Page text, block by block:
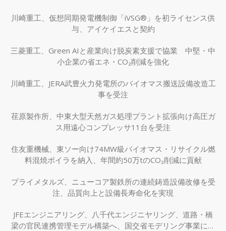
川崎重工、仮想同期発電機制御「iVSG®」を初ライセンス供
与、アイケイエスと契約
三菱重工、Green AIと産業向け脱炭素支援で協業 中堅・中
小企業の省エネ・CO₂削減を強化
川崎重工、JERA武豊火力発電所のバイオマス搬送設備改造工
事を受注
荏原製作所、中東大型天然ガス処理プラント拡張向け高圧ガ
ス用遠心コンプレッサ11台を受注
住友重機械、東ソー向け74MW級バイオマス・リサイクル燃
料混焼ボイラを納入、年間約50万tのCO₂削減に貢献
プライメタルズ、ニューコア製鉄所の連続鋳造設備改修を受
注、品質向上と設備長寿命化を実現
JFEエンジニアリング、八千代エンジニヤリング、道路・橋
梁の官民連携管理モデル構築へ、国交省モデリング事業に採